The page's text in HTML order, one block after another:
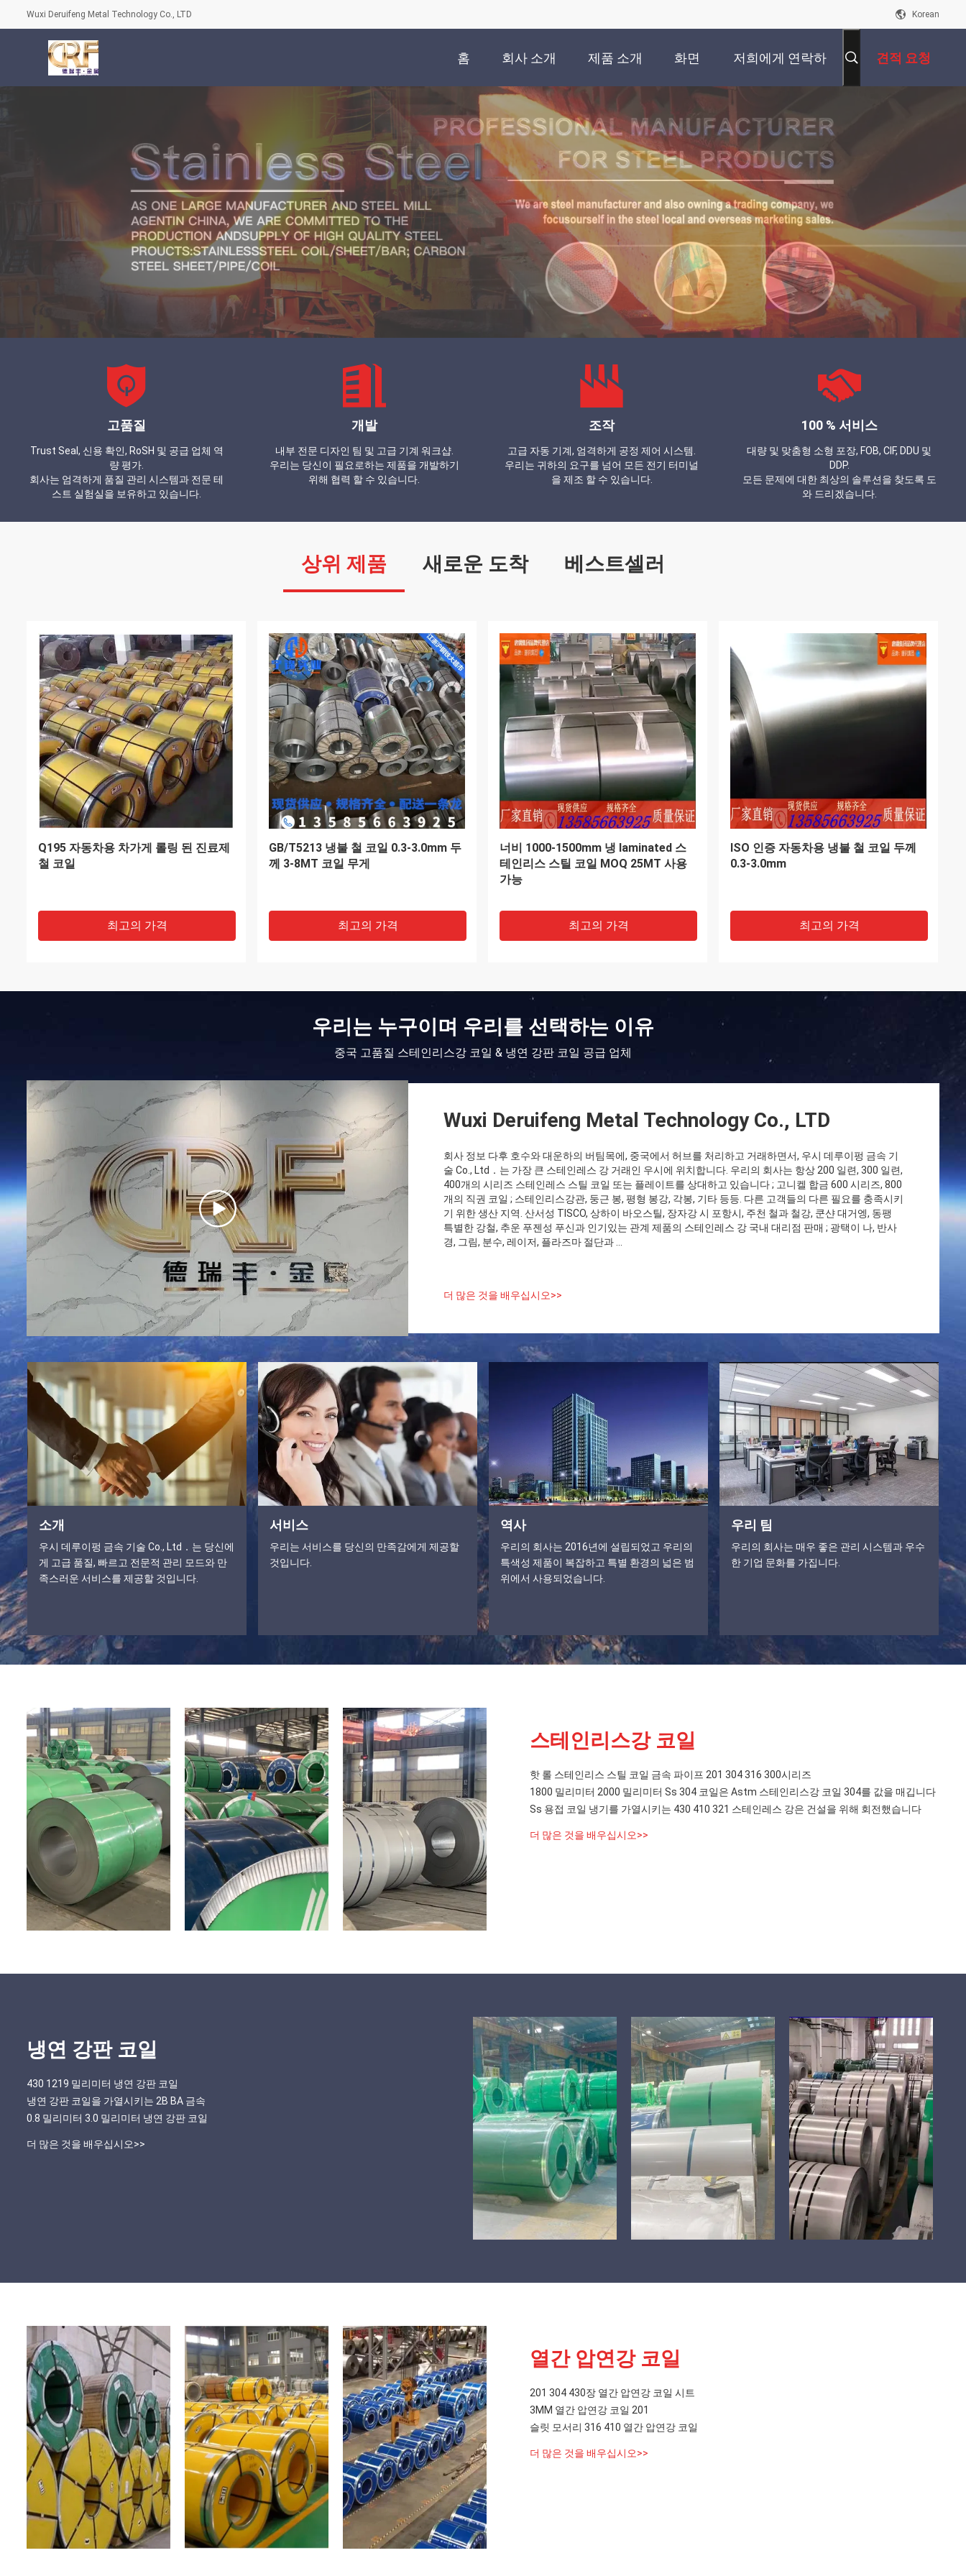
Wuxi Deruifeng Metal Technology Co., LTD Korean
홈 회사 소개 제품 소개 화면 저희에게 연락하
십시오
견적 요청
고품질
Trust Seal, 신용 확인, RoSH 및 공급 업체 역
량 평가.
회사는 엄격하게 품질 관리 시스템과 전문 테
스트 실험실을 보유하고 있습니다.
개발
내부 전문 디자인 팀 및 고급 기계 워크샵.
우리는 당신이 필요로하는 제품을 개발하기
위해 협력 할 수 있습니다.
조작
고급 자동 기계, 엄격하게 공정 제어 시스템.
우리는 귀하의 요구를 넘어 모든 전기 터미널
을 제조 할 수 있습니다.
100 % 서비스
대량 및 맞춤형 소형 포장, FOB, CIF, DDU 및
DDP.
모든 문제에 대한 최상의 솔루션을 찾도록 도
와 드리겠습니다.
상위 제품 새로운 도착 베스트셀러
길이는 1000mm-12000mm 밀 엣지와
함께 스테인리스 스틸 시트
최고의 가격
0.5mm-100mm 스테인리스 스틸 롤판
1000mm-3000mm 너비 표준 수출 패
최고의 가격
508mm/610mm 코일 ID DIN EN10268
표준과 함께 냉동 롤 스테인리스 스틸
코일
최고의 가격
SPCC 콜드 롤 스틸 코일 표면 둔하고
거울 마무리 코일 ID 508mm/610mm
최고의 가격
우리는 누구이며 우리를 선택하는 이유
중국 고품질 스테인리스강 코일 & 냉연 강판 코일 공급 업체
Wuxi Deruifeng Metal Technology Co., LTD
회사 정보 다후 호수와 대운하의 버팀목에, 중국에서 허브를 처리하고 거래하면서, 우시 데루이펑 금속 기
술 Co., Ltd．는 가장 큰 스테인레스 강 거래인 우시에 위치합니다. 우리의 회사는 항상 200 일련, 300 일련,
400개의 시리즈 스테인레스 스틸 코일 또는 플레이트를 상대하고 있습니다 ; 고니켈 합금 600 시리즈, 800
개의 직권 코일 ; 스테인리스강관, 둥근 봉, 평형 봉강, 각봉, 기타 등등. 다른 고객들의 다른 필요를 충족시키
기 위한 생산 지역. 산서성 TISCO, 상하이 바오스틸, 장자강 시 포항시, 주천 철과 철강, 쿤샨 대거엥, 동팽
특별한 강철, 추운 푸젠성 푸신과 인기있는 관계 제품의 스테인레스 강 국내 대리점 판매 ; 광택이 나, 반사
경, 그림, 분수, 레이저, 플라즈마 절단과 ...
더 많은 것을 배우십시오>>
소개
우시 데루이펑 금속 기술 Co., Ltd．는 당신에
게 고급 품질, 빠르고 전문적 관리 모드와 만
족스러운 서비스를 제공할 것입니다.
서비스
우리는 서비스를 당신의 만족감에게 제공할
것입니다.
역사
우리의 회사는 2016년에 설립되었고 우리의
특색성 제품이 복잡하고 특별 환경의 넓은 범
위에서 사용되었습니다.
우리 팀
우리의 회사는 매우 좋은 관리 시스템과 우수
한 기업 문화를 가집니다.
스테인리스강 코일
핫 롤 스테인리스 스틸 코일 금속 파이프 201 304 316 300시리즈
1800 밀리미터 2000 밀리미터 Ss 304 코일은 Astm 스테인리스강 코일 304를 값을 매깁니다
Ss 용접 코일 냉기를 가열시키는 430 410 321 스테인레스 강은 건설을 위해 회전했습니다
더 많은 것을 배우십시오>>
냉연 강판 코일
430 1219 밀리미터 냉연 강판 코일
냉연 강판 코일을 가열시키는 2B BA 금속
0.8 밀리미터 3.0 밀리미터 냉연 강판 코일
더 많은 것을 배우십시오>>
열간 압연강 코일
201 304 430장 열간 압연강 코일 시트
3MM 열간 압연강 코일 201
슬릿 모서리 316 410 열간 압연강 코일
더 많은 것을 배우십시오>>